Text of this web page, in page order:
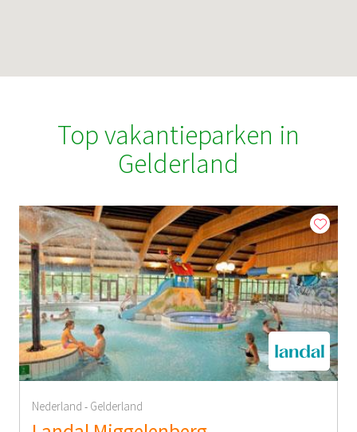
Top vakantieparken in
Gelderland
Nederland - Gelderland